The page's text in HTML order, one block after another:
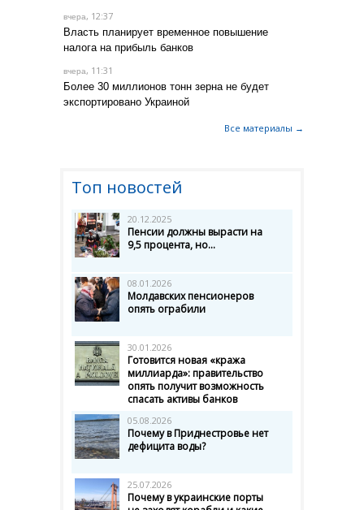
вчера, 12:37
Власть планирует временное повышение
налога на прибыль банков
вчера, 11:31
Более 30 миллионов тонн зерна не будет
экспортировано Украиной
Все материалы →
Топ новостей
20.12.2025
Пенсии должны вырасти на
9,5 процента, но...
08.01.2026
Молдавских пенсионеров
опять ограбили
30.01.2026
Готовится новая «кража
миллиарда»: правительство
опять получит возможность
спасать активы банков
05.08.2026
Почему в Приднестровье нет
дефицита воды?
25.07.2026
Почему в украинские порты